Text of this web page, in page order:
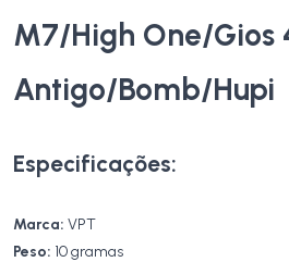
M7/High One/Gios
Antigo/Bomb/Hupi
Especificações:
Marca: VPT
Peso: 10 gramas